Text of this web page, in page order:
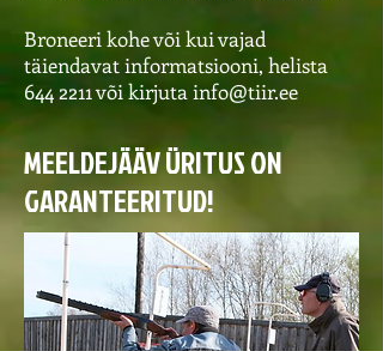
Broneeri kohe või kui vajad
täiendavat informatsiooni, helista
644 2211või kirjuta info@tiir.ee
MEELDEJÄÄV ÜRITUS ON
GARANTEERITUD!